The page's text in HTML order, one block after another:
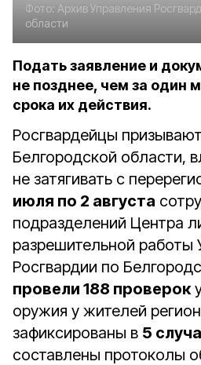
Фото: Архив Управления
области
Подать заявление и
не позднее, чем за один
срока их действия.
Росгвардейцы
Белгородской области,
не затягивать с
июля по 2 августа
подразделений Центра
разрешительной работы
Росгвардии по
провели 188 проверок
оружия у жителей
зафиксированы в 5
составлены протоколы